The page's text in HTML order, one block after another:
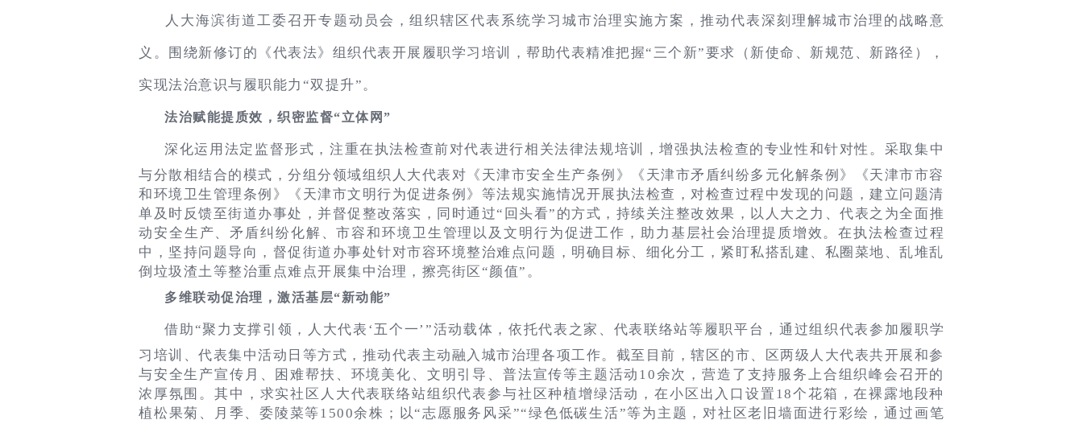
人大海滨街道工委召开专题动员会，组织辖区代表系统学习城市治理实施方案，推动代表深刻理解城市治理的战略意
义。围绕新修订的《代表法》组织代表开展履职学习培训，帮助代表精准把握“三个新”要求（新使命、新规范、新路径），
实现法治意识与履职能力“双提升”。
法治赋能提质效，织密监督“立体网”
深化运用法定监督形式，注重在执法检查前对代表进行相关法律法规培训，增强执法检查的专业性和针对性。采取集中
与分散相结合的模式，分组分领域组织人大代表对《天津市安全生产条例》《天津市矛盾纠纷多元化解条例》《天津市市容
和环境卫生管理条例》《天津市文明行为促进条例》等法规实施情况开展执法检查，对检查过程中发现的问题，建立问题清
单及时反馈至街道办事处，并督促整改落实，同时通过“回头看”的方式，持续关注整改效果，以人大之力、代表之为全面推
动安全生产、矛盾纠纷化解、市容和环境卫生管理以及文明行为促进工作，助力基层社会治理提质增效。在执法检查过程
中，坚持问题导向，督促街道办事处针对市容环境整治难点问题，明确目标、细化分工，紧盯私搭乱建、私圈菜地、乱堆乱
倒垃圾渣土等整治重点难点开展集中治理，擦亮街区“颜值”。
多维联动促治理，激活基层“新动能”
借助“聚力支撑引领，人大代表‘五个一’”活动载体，依托代表之家、代表联络站等履职平台，通过组织代表参加履职学
习培训、代表集中活动日等方式，推动代表主动融入城市治理各项工作。截至目前，辖区的市、区两级人大代表共开展和参
与安全生产宣传月、困难帮扶、环境美化、文明引导、普法宣传等主题活动10余次，营造了支持服务上合组织峰会召开的
浓厚氛围。其中，求实社区人大代表联络站组织代表参与社区种植增绿活动，在小区出入口设置18个花箱，在裸露地段种
植松果菊、月季、委陵菜等1500余株；以“志愿服务风采”“绿色低碳生活”等为主题，对社区老旧墙面进行彩绘，通过画笔